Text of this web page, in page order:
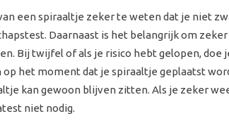
een spiraaltje zeker te weten dat je niet
Daarnaast is het belangrijk om
Bij twijfel of als je risico hebt gelopen, doe
het moment dat je spiraaltje geplaatst
kan gewoon blijven zitten. Als je zeker
niet nodig.